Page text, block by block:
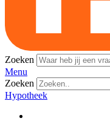
Zoeken
Menu
Zoeken
Hypotheek